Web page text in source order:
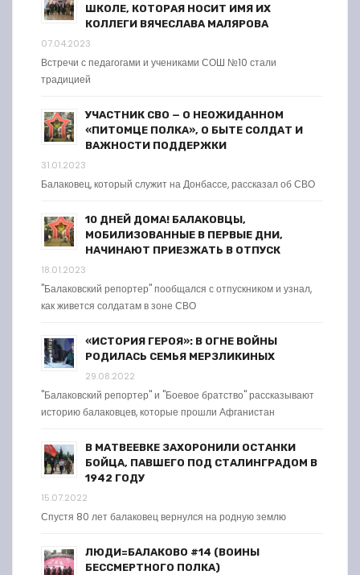
ШКОЛЕ, КОТОРАЯ НОСИТ ИМЯ ИХ
КОЛЛЕГИ ВЯЧЕСЛАВА МАЛЯРОВА
07.04.2023
Встречи с педагогами и учениками СОШ №10 стали
традицией
УЧАСТНИК СВО — О НЕОЖИДАННОМ
«ПИТОМЦЕ ПОЛКА», О БЫТЕ СОЛДАТ И
ВАЖНОСТИ ПОДДЕРЖКИ
31.01.2023
Балаковец, который служит на Донбассе, рассказал об СВО
10 ДНЕЙ ДОМА! БАЛАКОВЦЫ,
МОБИЛИЗОВАННЫЕ В ПЕРВЫЕ ДНИ,
НАЧИНАЮТ ПРИЕЗЖАТЬ В ОТПУСК
18.01.2023
"Балаковский репортер" пообщался с отпускником и узнал,
как живется солдатам в зоне СВО
«ИСТОРИЯ ГЕРОЯ»: В ОГНЕ ВОЙНЫ
РОДИЛАСЬ СЕМЬЯ МЕРЗЛИКИНЫХ
29.08.2022
"Балаковский репортер" и "Боевое братство" рассказывают
историю балаковцев, которые прошли Афганистан
В МАТВЕЕВКЕ ЗАХОРОНИЛИ ОСТАНКИ
БОЙЦА, ПАВШЕГО ПОД СТАЛИНГРАДОМ В
1942 ГОДУ
15.07.2022
Спустя 80 лет балаковец вернулся на родную землю
ЛЮДИ=БАЛАКОВО #14 (ВОИНЫ
БЕССМЕРТНОГО ПОЛКА)